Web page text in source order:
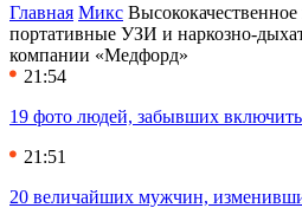
Главная Микс
портативные УЗИ и наркозно-
компании «Медфорд»
21:54
19 фото людей, забывших
21:51
20 величайших мужчин,